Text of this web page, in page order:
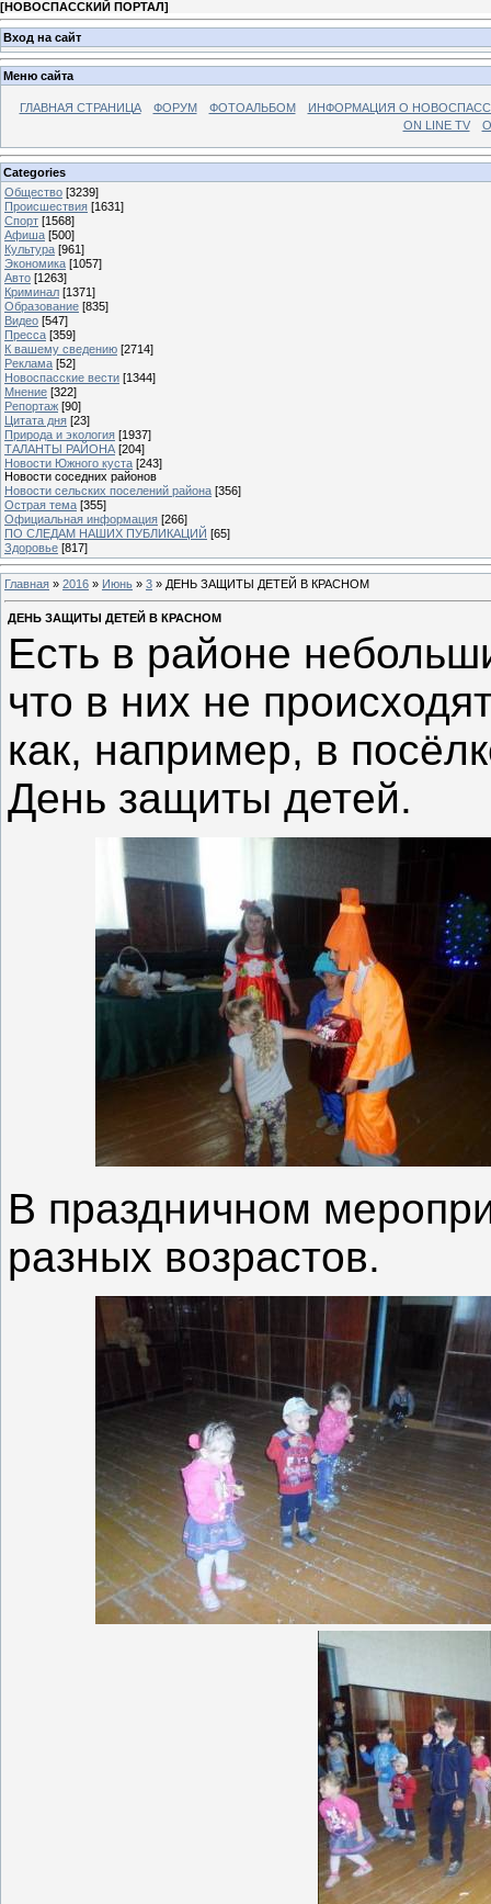
[НОВОСПАССКИЙ ПОРТАЛ]
Вход на сайт
Меню сайта
ГЛАВНАЯ СТРАНИЦА ФОРУМ ФОТОАЛЬБОМ
ИНФОРМАЦИЯ О
ON LINE TV
Categories
Общество [3239]
Происшествия [1631]
Спорт [1568]
Афиша [500]
Культура [961]
Экономика [1057]
Авто [1263]
Криминал [1371]
Образование [835]
Видео [547]
Пресса [359]
К вашему сведению [2714]
Реклама [52]
Новоспасские вести [1344]
Мнение [322]
Репортаж [90]
Цитата дня [23]
Природа и экология [1937]
ТАЛАНТЫ РАЙОНА [204]
Новости Южного куста [243]
Новости соседних районов
Новости сельских поселений района [356]
Острая тема [355]
Официальная информация [266]
ПО СЛЕДАМ НАШИХ ПУБЛИКАЦИЙ [65]
Здоровье [817]
Главная » 2016 » Июнь » 3 » ДЕНЬ ЗАЩИТЫ ДЕТЕЙ В КРАСНОМ
ДЕНЬ ЗАЩИТЫ ДЕТЕЙ В КРАСНОМ
Есть в районе
что в них не
как, например, в
День защиты детей.
В праздничном
разных возрастов.